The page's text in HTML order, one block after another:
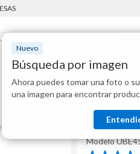
Nuevo
Búsqueda por imagen
Ahora puedes tomar una foto o
una imagen para encontrar
eléctricas accesorios para taladros
Ubermann
Set de
Modelo